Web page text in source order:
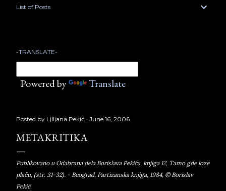
List of Posts
-TRANSLATE-
Powered by Translate
Posted by Ljiljana Pekić June 16, 2006
METAKRITIKA
Publikovano u Odabrana dela Borislava Pekića, knjiga 12, Tamo gde loze
plaču, (str. 31-32). - Beograd, Partizanska knjiga, 1984, © Borislav
Pekić.